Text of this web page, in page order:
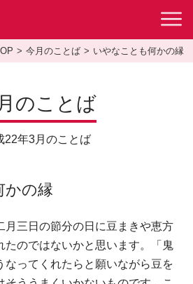
今月のことば いやなことも何かの縁
のことば
22年3月のことば
かの縁
月三日の節分の日に豆まきや恵方
たのではないかと思います。「鬼
なってくれたらと願いながら豆を